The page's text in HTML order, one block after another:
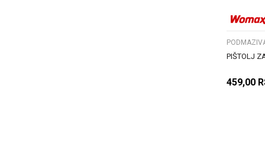
PIŠTOLJ
459,00